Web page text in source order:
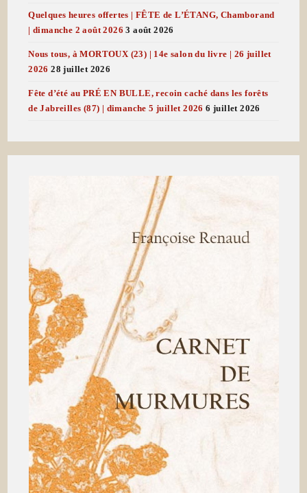
Quelques heures offertes | FÊTE de L’ÉTANG, Chamborand
| dimanche 2 août 2026 3 août 2026
Nous tous, à MORTOUX (23) | 14e salon du livre | 26 juillet
2026 28 juillet 2026
Fête d’été au PRÉ EN BULLE, recoin caché dans les forêts
de Jabreilles (87) | dimanche 5 juillet 2026 6 juillet 2026